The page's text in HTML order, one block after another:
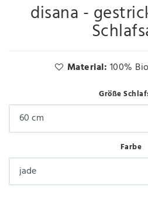
disana -
Material: 100%
Größe
Farbe